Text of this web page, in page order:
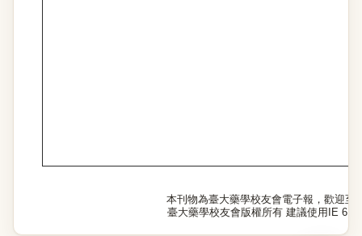
本刊物為臺大藥學校友會電子報，歡迎至
臺大藥學校友會版權所有 建議使用IE 6.0